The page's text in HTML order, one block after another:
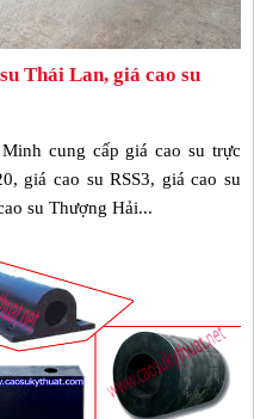
Thái Lan, giá cao su
cung cấp giá cao su trực
giá cao su RSS3, giá cao su
su Thượng Hải...